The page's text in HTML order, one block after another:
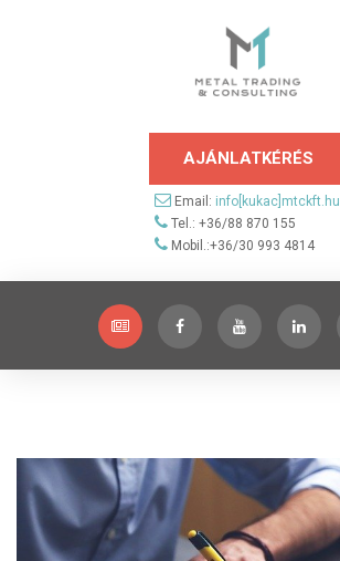
AJÁNLATKÉRÉS
Email: info[kukac]mtckft.hu
Tel.: +36/88 870 155
Mobil.:+36/30 993 4814